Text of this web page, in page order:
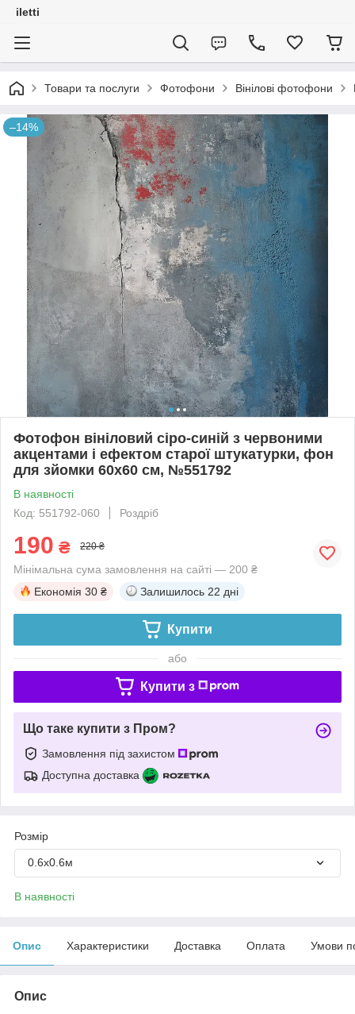
iletti
Товари та послуги Фотофони Вінілові фотофони
–14%
Фотофон вініловий сіро-синій з червоними
акцентами і ефектом старої штукатурки, фон
для зйомки 60x60 см, №551792
В наявності
Код: 551792-060
Роздріб
190 ₴ 220 ₴
Мінімальна сума замовлення на сайті — 200 ₴
Економія 30 ₴ Залишилось 22 дні
Купити
або
Купити з
Що таке купити з Пром?
Замовлення під захистом
Доступна доставка
Розмір
0.6х0.6м
В наявності
Опис Характеристики Доставка Оплата Умови
Опис